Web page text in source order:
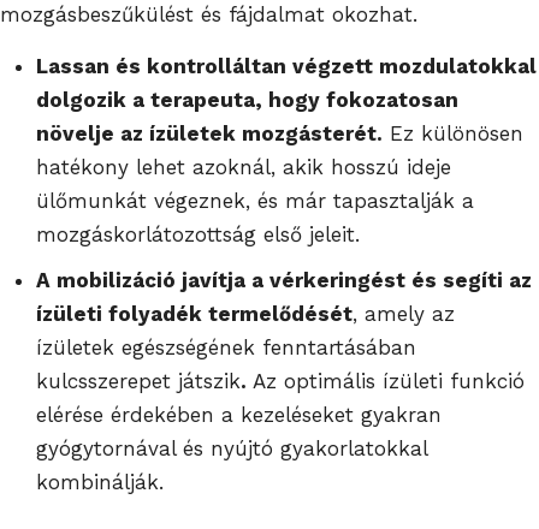
mozgásbeszűkülést és fájdalmat okozhat.
Lassan és kontrolláltan végzett mozdulatokkal
dolgozik a terapeuta, hogy fokozatosan
növelje az ízületek mozgásterét. Ez különösen
hatékony lehet azoknál, akik hosszú ideje
ülőmunkát végeznek, és már tapasztalják a
mozgáskorlátozottság első jeleit.
A mobilizáció javítja a vérkeringést és segíti az
ízületi folyadék termelődését, amely az
ízületek egészségének fenntartásában
kulcsszerepet játszik. Az optimális ízületi funkció
elérése érdekében a kezeléseket gyakran
gyógytornával és nyújtó gyakorlatokkal
kombinálják.